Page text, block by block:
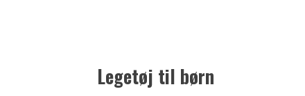
Legetøj til børn